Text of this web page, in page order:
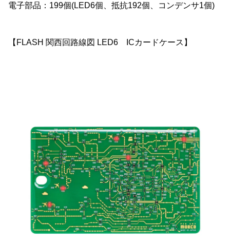
電子部品：199個(LED6個、抵抗192個、コンデンサ1個)
【FLASH 関西回路線図 LED6 ICカードケース】